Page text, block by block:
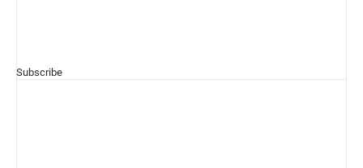
Subscribe